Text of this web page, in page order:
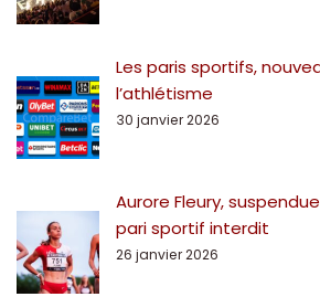
Les paris sportifs,
l’athlétisme
30 janvier 2026
Aurore Fleury,
pari sportif interdit
26 janvier 2026